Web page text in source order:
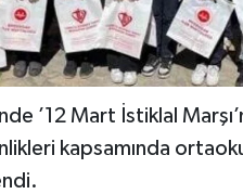
’12 Mart İstiklal
kapsamında